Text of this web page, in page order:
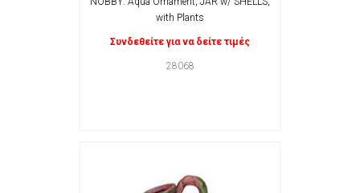
with Plants
Συνδεθείτε για να δείτε τιμές
28068